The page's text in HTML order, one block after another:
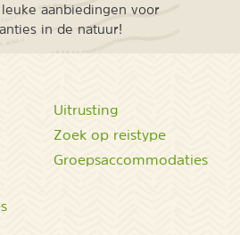
aanbiedingen voor
in de natuur!
Uitrusting
Zoek op reistype
Groepsaccommodaties